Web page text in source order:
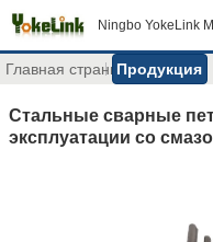
Ningbo YokeLink
Главная страницаПродукция
Стальные сварные
эксплуатации со